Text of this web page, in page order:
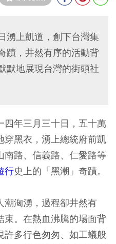
湧上凱道，創下台灣集
蹟，井然有序的活動背
默地展現台灣的街頭社
年三月三十日，五十萬
穿黑衣，湧上總統府前凱
南路、信義路、仁愛路等
行史上的「黑潮」奇蹟。
潮洶湧，過程卻井然有
束。在熱血沸騰的場面背
多行色匆匆、如工蟻般